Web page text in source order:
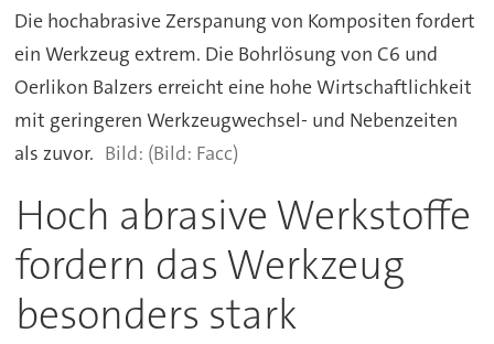
Die hochabrasive Zerspanung von Kompositen fordert
ein Werkzeug extrem. Die Bohrlösung von C6 und
Oerlikon Balzers erreicht eine hohe Wirtschaftlichkeit
mit geringeren Werkzeugwechsel- und Nebenzeiten
als zuvor.
(Bild: Facc)
Hoch abrasive Werkstoffe
fordern das Werkzeug
besonders stark